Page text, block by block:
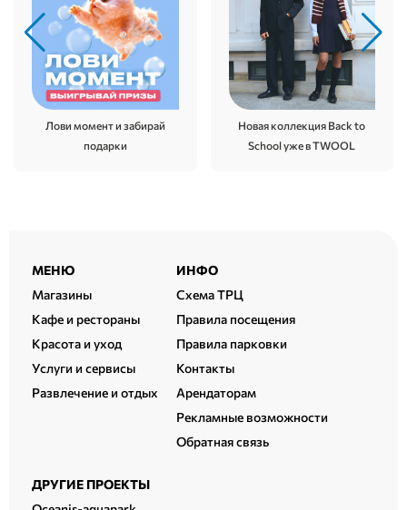
Лови момент и забирай
подарки
Новая коллекция Back to
School уже в TWOOL
Расширенный
подвал
МЕНЮ
Магазины
Кафе и рестораны
Красота и уход
Услуги и сервисы
Развлечение и отдых
ИНФО
Схема ТРЦ
Правила посещения
Правила парковки
Контакты
Арендаторам
Рекламные возможности
Обратная связь
ДРУГИЕ ПРОЕКТЫ